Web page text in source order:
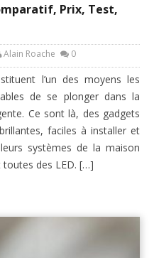
Prix, Test,
Alain Roache 0
l’un des moyens les
de se plonger dans la
Ce sont là, des gadgets
faciles à installer et
systèmes de la maison
toutes des LED. […]